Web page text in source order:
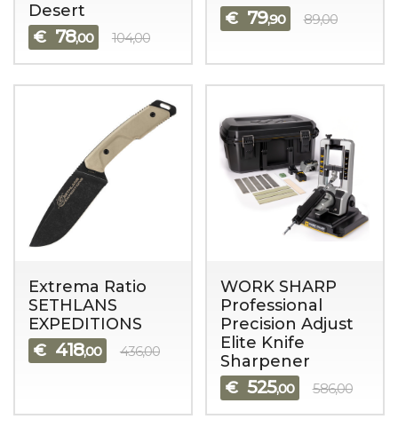
Desert
€ 78,00 104,00
€ 79,90 89,00
Extrema Ratio
SETHLANS
EXPEDITIONS
€ 418,00 436,00
WORK SHARP
Professional
Precision Adjust
Elite Knife
Sharpener
€ 525,00 586,00